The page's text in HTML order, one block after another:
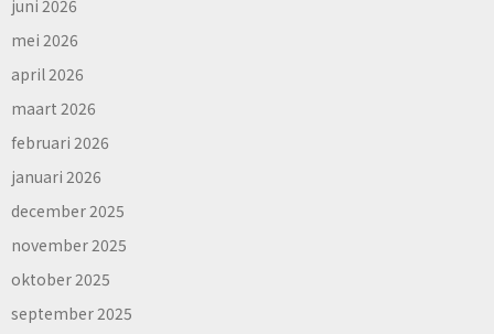
juni 2026
mei 2026
april 2026
maart 2026
februari 2026
januari 2026
december 2025
november 2025
oktober 2025
september 2025